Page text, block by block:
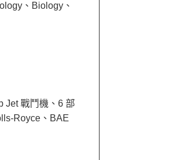
、Biology、
Jet 戰鬥機、6 部
Royce、BAE